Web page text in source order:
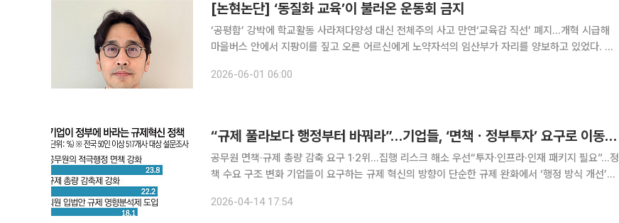
[논현논단] ‘동질화 교육’이 불러온 운동회 금지
‘공평함’ 강박에 학교활동 사라져다양성 대신 전체주의 사고 만연‘교육감 직선’ 폐지…개혁 시급해
마을버스 안에서 지팡이를 짚고 오른 어르신에게 노약자석의 임산부가 자리를 양보하고 있었다. 버
되는 경우가 늘고 있다. 우리는 남의 일에 간섭하지 않는 사회를 살고 있
2026-06-01 06:00
“규제 풀라보다 행정부터 바꿔라”…기업들, ‘면책ㆍ정부투자’ 요구로 이동 [예측 막힌 기업]
공무원 면책·규제 총량 감축 요구 1·2위…집행 리스크 해소 우선“투자·인프라·인재 패키지 필요”…정
책 수요 구조 변화 기업들이 요구하는 규제 혁신의 방향이 단순한 규제 완화에서 ‘행정 방식 개선’과
무원 적극행정 면책과 집행 속도 개선이 핵심 과제로 떠올랐
2026-04-14 17:54